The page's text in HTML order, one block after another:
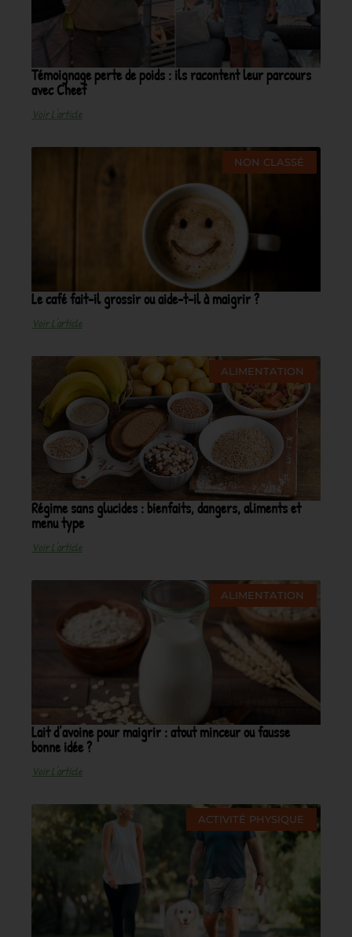
Témoignage perte de poids : ils racontent leur parcours
avec Cheef
Voir L'article
NON CLASSÉ
Le café fait-il grossir ou aide-t-il à maigrir ?
Voir L'article
ALIMENTATION
Régime sans glucides : bienfaits, dangers, aliments et
menu type
Voir L'article
ALIMENTATION
Lait d’avoine pour maigrir : atout minceur ou fausse
bonne idée ?
Voir L'article
ACTIVITÉ PHYSIQUE